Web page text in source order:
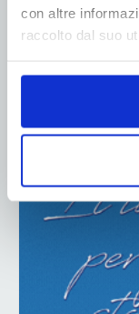
con altre
raccolto dal suo